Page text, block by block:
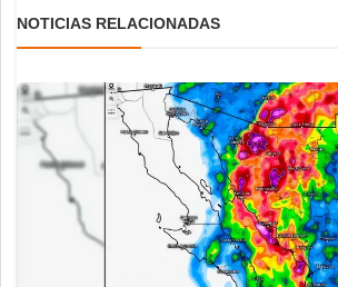
NOTICIAS RELACIONADAS